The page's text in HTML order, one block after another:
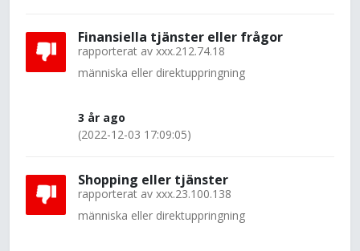
Finansiella tjänster eller frågor
rapporterat av xxx.212.74.18
människa eller direktuppringning
3 år ago
(2022-12-03 17:09:05)
Shopping eller tjänster
rapporterat av xxx.23.100.138
människa eller direktuppringning